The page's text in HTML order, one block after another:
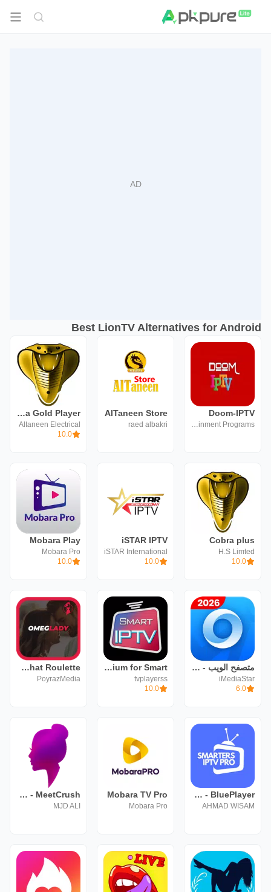
Best LionTV Alternatives for Android
Doom-IPTV
Entertainment Programs
AlTaneen Store
raed albakri
Cobra Gold Player
Altaneen Electrical
10.0
Cobra plus
H.S Limted
10.0
iSTAR IPTV
iSTAR International
10.0
Mobara Play
Mobara Pro
10.0
متصفح الويب - سريع وخاص
iMediaStar
6.0
SMART IPTV Premium for Smart
tvplayerss
10.0
OmegLady - Chat Roulette
PoyrazMedia
Smarters IPTV PRO - BluePlayer
AHMAD WISAM
Mobara TV Pro
Mobara Pro
MeetCrush - دردشة فيديوعشوائية
MJD ALI